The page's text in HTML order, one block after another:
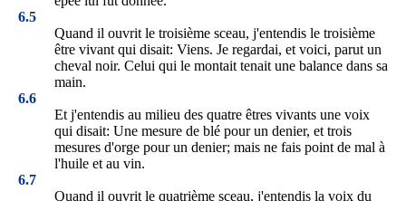
6.5
Quand il ouvrit le troisième sceau, j'entendis le troisième
être vivant qui disait: Viens. Je regardai, et voici, parut un
cheval noir. Celui qui le montait tenait une balance dans sa
main.
6.6
Et j'entendis au milieu des quatre êtres vivants une voix
qui disait: Une mesure de blé pour un denier, et trois
mesures d'orge pour un denier; mais ne fais point de mal à
l'huile et au vin.
6.7
Quand il ouvrit le quatrième sceau, j'entendis la voix du